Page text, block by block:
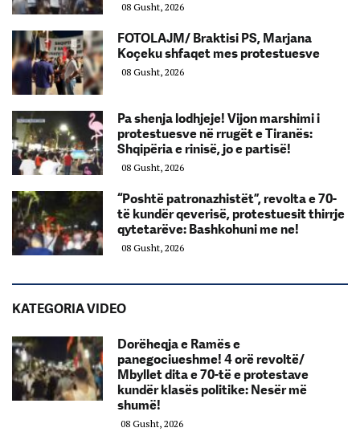
08 Gusht, 2026
FOTOLAJM/ Braktisi PS, Marjana
Koçeku shfaqet mes protestuesve
08 Gusht, 2026
Pa shenja lodhjeje! Vijon marshimi i
protestuesve në rrugët e Tiranës:
Shqipëria e rinisë, jo e partisë!
08 Gusht, 2026
“Poshtë patronazhistët”, revolta e 70-
të kundër qeverisë, protestuesit thirrje
qytetarëve: Bashkohuni me ne!
08 Gusht, 2026
KATEGORIA VIDEO
Dorëheqja e Ramës e
panegociueshme! 4 orë revoltë/
Mbyllet dita e 70-të e protestave
kundër klasës politike: Nesër më
shumë!
08 Gusht, 2026